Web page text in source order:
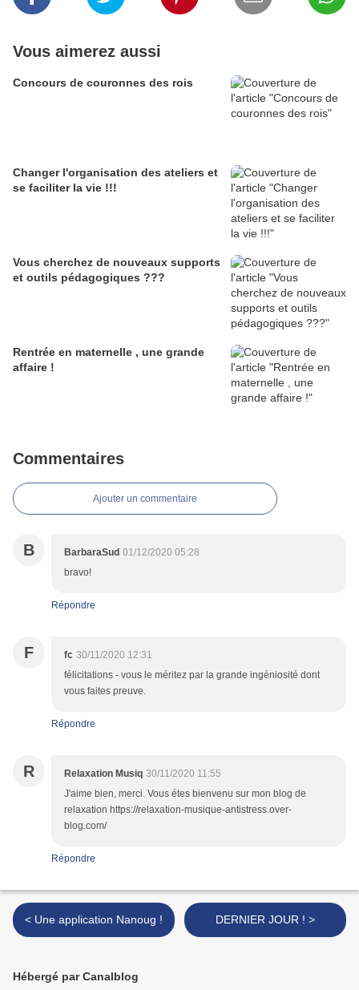
Vous aimerez aussi
Concours de couronnes des rois
Changer l'organisation des ateliers et
se faciliter la vie !!!
Vous cherchez de nouveaux supports
et outils pédagogiques ???
Rentrée en maternelle , une grande
affaire !
Commentaires
Ajouter un commentaire
B BarbaraSud 01/12/2020 05:28
bravo!
Répondre
F fc 30/11/2020 12:31
félicitations - vous le méritez par la grande ingéniosité dont
vous faites preuve.
Répondre
R Relaxation Musiq 30/11/2020 11:55
J'aime bien, merci. Vous étes bienvenu sur mon blog de
relaxation https://relaxation-musique-antistress.over-
blog.com/
Répondre
< Une application Nanoug ! DERNIER JOUR ! >
Hébergé par Canalblog